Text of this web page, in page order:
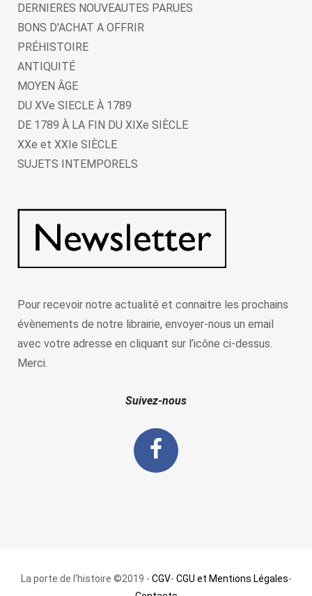
DERNIERES NOUVEAUTES PARUES
BONS D'ACHAT A OFFRIR
PRÉHISTOIRE
ANTIQUITÉ
MOYEN ÂGE
DU XVe SIECLE À 1789
DE 1789 À LA FIN DU XIXe SIÈCLE
XXe et XXIe SIÈCLE
SUJETS INTEMPORELS
Pour recevoir notre actualité et connaitre les prochains
évènements de notre librairie, envoyer-nous un email
avec votre adresse en cliquant sur l’icône ci-dessus.
Merci.
Suivez-nous
La porte de l'histoire ©2019 - CGV- CGU et Mentions Légales-